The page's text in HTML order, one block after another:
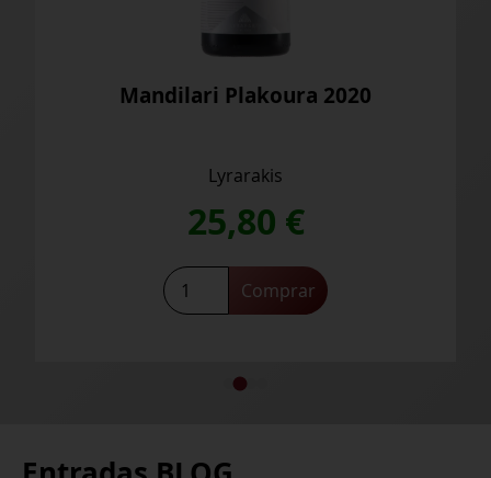
Mandilari Plakoura 2020
Lyrarakis
25,80 €
Mandilari
Plakoura
Comprar